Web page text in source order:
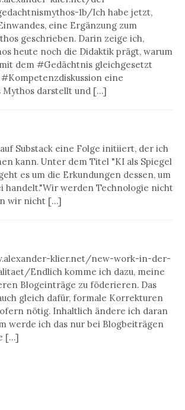
1b/Ich habe jetzt,
eine Ergänzung zum
geschrieben. Darin zeige ich,
heute noch die Didaktik prägt, warum
dem #Gedächtnis gleichgesetzt
eine
Mythos darstellt und […]
Substack eine Folge initiiert, der ich
kann. Unter dem Titel "KI als Spiegel
es um die Erkundungen dessen, um
handelt."Wir werden Technologie nicht
wir nicht […]
klier.net/new-work-in-der-
Endlich komme ich dazu, meine
Blogeinträge zu föderieren. Das
gleich dafür, formale Korrekturen
nötig. Inhaltlich ändere ich daran
werde ich das nur bei Blogbeiträgen
[…]